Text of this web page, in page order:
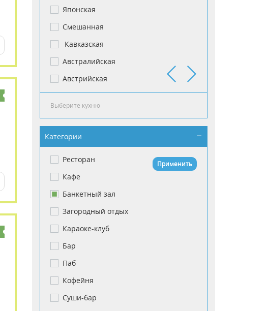
Японская
Cмешанная
Кавказская
Австралийская
Австрийская
Категории
Ресторан
Кафе
Банкетный зал
Загородный отдых
Караоке-клуб
Бар
Паб
Кофейня
Суши-бар
Применить